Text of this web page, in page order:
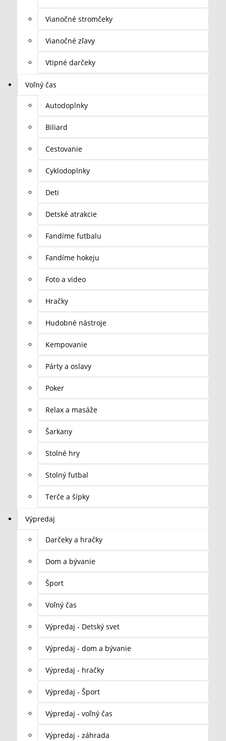
Vianočné stromčeky
Vianočné zľavy
Vtipné darčeky
Voľný čas
Autodoplnky
Biliard
Cestovanie
Cyklodoplnky
Deti
Detské atrakcie
Fandíme futbalu
Fandíme hokeju
Foto a video
Hračky
Hudobné nástroje
Kempovanie
Párty a oslavy
Poker
Relax a masáže
Šarkany
Stolné hry
Stolný futbal
Terče a šípky
Výpredaj
Darčeky a hračky
Dom a bývanie
Šport
Voľný čas
Výpredaj - Detský svet
Výpredaj - dom a bývanie
Výpredaj - hračky
Výpredaj - Šport
Výpredaj - voľný čas
Výpredaj - záhrada